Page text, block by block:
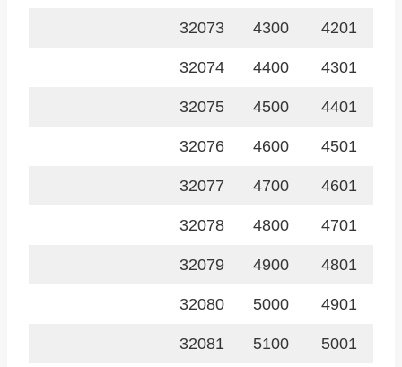
4201
4300
32073
4301
4400
32074
4401
4500
32075
4501
4600
32076
4601
4700
32077
4701
4800
32078
4801
4900
32079
4901
5000
32080
5001
5100
32081